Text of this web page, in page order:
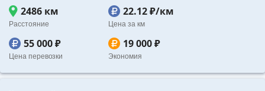
2486 км
Расстояние
22.12 ₽/км
Цена за км
55 000 ₽
Цена перевозки
19 000 ₽
Экономия